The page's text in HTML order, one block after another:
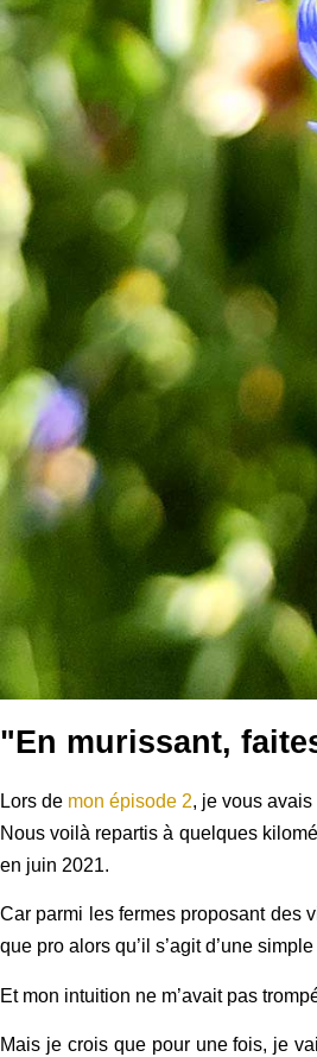
"En murissant,
Lors de mon épisode 2, je vous
Nous voilà repartis à quelques
en juin 2021.
Car parmi les fermes proposant des
que pro alors qu’il s’agit d’une
Et mon intuition ne m’avait pas
Mais je crois que pour une fois, je